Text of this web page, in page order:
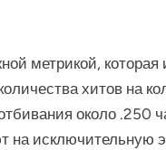
метрикой, которая
хитов на
около .250
на исключительную